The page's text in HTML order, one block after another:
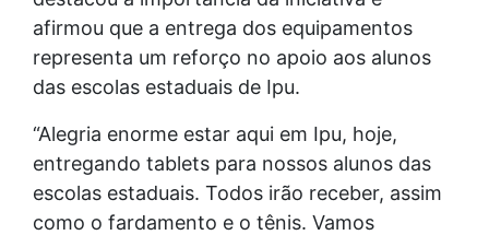
afirmou que a entrega dos equipamentos
representa um reforço no apoio aos alunos
das escolas estaduais de Ipu.
“Alegria enorme estar aqui em Ipu, hoje,
entregando tablets para nossos alunos das
escolas estaduais. Todos irão receber, assim
como o fardamento e o tênis. Vamos